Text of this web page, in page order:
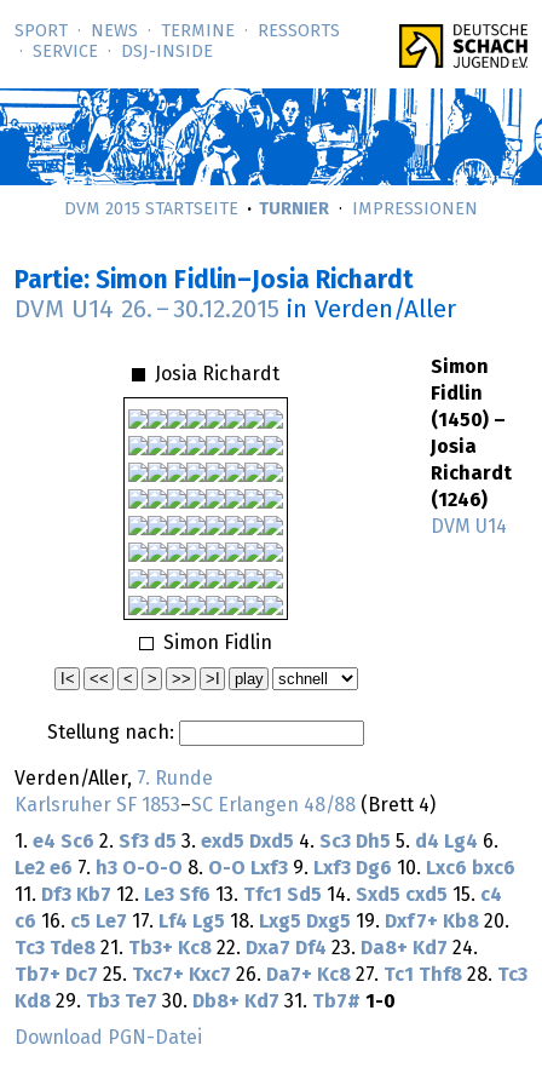
SPORT NEWS TERMINE
RESSORTS
SERVICE
DSJ-­INSIDE
DVM 2015 STARTSEITE TURNIER IMPRESSIONEN
Partie: Simon Fidlin–Josia Richardt
DVM U14 26. – 30.12.2015 in Verden/Aller
Josia Richardt
Simon Fidlin
Stellung nach:
Simon
Fidlin
(1450) –
Josia
Richardt
(1246)
DVM U14
Verden/Aller, 7. Runde
Karlsruher SF 1853–SC Erlangen 48/88 (Brett 4)
1. e4 Sc6 2. Sf3 d5 3. exd5 Dxd5 4. Sc3 Dh5 5. d4 Lg4 6.
Le2 e6 7. h3 O-O-O 8. O-O Lxf3 9. Lxf3 Dg6 10. Lxc6 bxc6
11. Df3 Kb7 12. Le3 Sf6 13. Tfc1 Sd5 14. Sxd5 cxd5 15. c4
c6 16. c5 Le7 17. Lf4 Lg5 18. Lxg5 Dxg5 19. Dxf7+ Kb8 20.
Tc3 Tde8 21. Tb3+ Kc8 22. Dxa7 Df4 23. Da8+ Kd7 24.
Tb7+ Dc7 25. Txc7+ Kxc7 26. Da7+ Kc8 27. Tc1 Thf8 28. Tc3
Kd8 29. Tb3 Te7 30. Db8+ Kd7 31. Tb7# 1-0
Download PGN-Datei